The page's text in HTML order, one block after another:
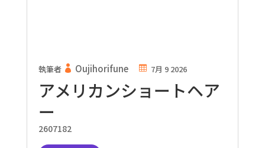
アメリカンショートヘア
ー
執筆者 Oujihorifune 7月 9 2026
2607182